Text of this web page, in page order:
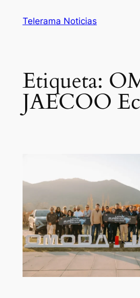
Telerama Noticias
Etiqueta:
JAECOO